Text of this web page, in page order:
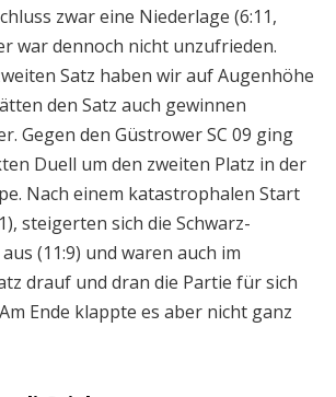
zwar eine Niederlage (6:11,
war dennoch nicht unzufrieden.
Satz haben wir auf Augenhöhe
den Satz auch gewinnen
Gegen den Güstrower SC 09 ging
Duell um den zweiten Platz in der
Nach einem katastrophalen Start
steigerten sich die Schwarz-
(11:9) und waren auch im
drauf und dran die Partie für sich
Ende klappte es aber nicht ganz